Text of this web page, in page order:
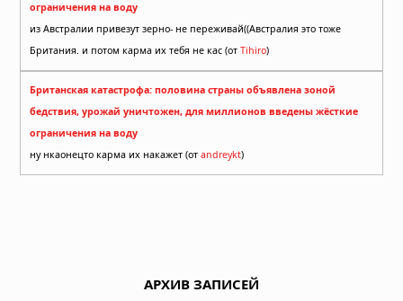
ограничения на воду
из Австралии привезут зерно- не переживай((Австралия это тоже
Британия. и потом карма их тебя не кас (от Tihiro)
Британская катастрофа: половина страны объявлена зоной
бедствия, урожай уничтожен, для миллионов введены жёсткие
ограничения на воду
ну нкаонецто карма их накажет (от andreykt)
АРХИВ ЗАПИСЕЙ